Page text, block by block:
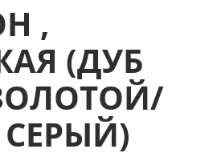
,
(ДУБ